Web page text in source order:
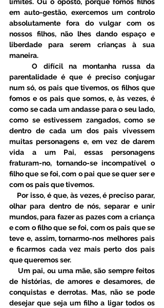
em auto-gestão, exercemos um controlo
absolutamente fora do vulgar com os
nossos filhos, não lhes dando espaço e
liberdade para serem crianças à sua
maneira.
    O difícil na montanha russa da
parentalidade é que é preciso conjugar
num só, os pais que tivemos, os filhos que
fomos e os pais que somos, e, às vezes, é
como se cada um andasse para o seu lado,
como se estivessem zangados, como se
dentro de cada um dos pais vivessem
muitas personagens e, em vez de darem
vida a um Pai, essas personagens
fraturam-no, tornando-se incompatível o
filho que se foi, com o pai que se quer ser e
com os pais que tivemos.
olhar para dentro de nós, separar e unir
mundos, para fazer as pazes com a criança
e com o filho que se foi, com os pais que se
teve e, assim, tornarmo-nos melhores pais
e ficarmos cada vez mais perto dos pais
que queremos ser.
    Um pai, ou uma mãe, são sempre feitos
de histórias, de amores e desamores, de
conquistas e derrotas. Mas, não se pode
desejar que seja um filho a ligar todos os